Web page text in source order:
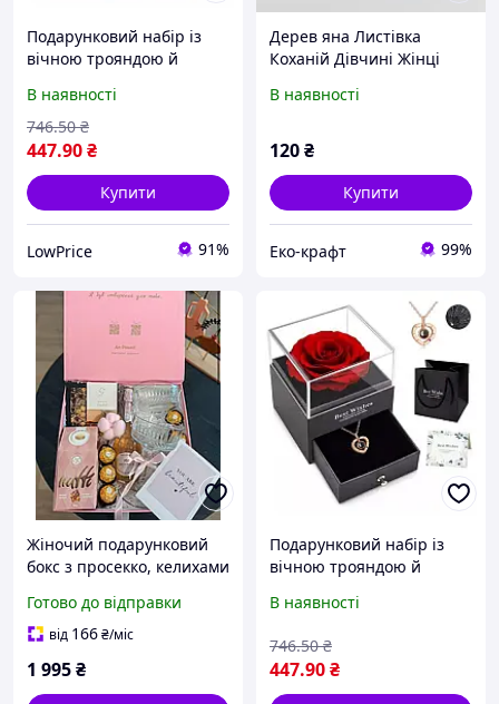
Подарунковий набір із
вічною трояндою й
коробці з шухлядою
Романтичний подарунок
для жінок !Новинка
В наявності
447.90₴
746.50 ₴
Купити
LowPrice 91%
Дерев яна Листівка
Коханій Дівчині Жінці
Оригінальний
В наявності
120₴
Купити
Еко-крафт 99%
Жіночий подарунковий
бокс з просекко, келихами
Романтичний подарунок
для жінки
Готово до відправки
від 166₴/міс
1 995₴
Подарунковий набір із
вічною трояндою й
в коробці з шухлядою
для жінок
В наявності
447.90₴
746.50 ₴